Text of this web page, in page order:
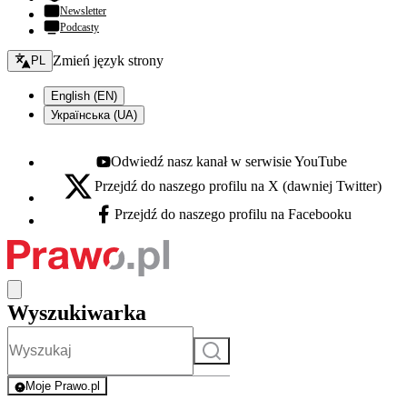
Newsletter
Podcasty
Zmień język - bieżący:
PL Zmień język strony
English (EN)
Українська (UA)
Youtube - otwiera się w nowej karcie
Odwiedź nasz kanał w serwisie YouTube
X - otwiera się w nowej karcie
Przejdź do naszego profilu na X (dawniej Twitter)
Facebook - otwiera się w nowej karcie
Przejdź do naszego profilu na Facebooku
Wyszukiwarka
Szukaj
Moje Prawo.pl
- rejestracja i logowanie do serwisu